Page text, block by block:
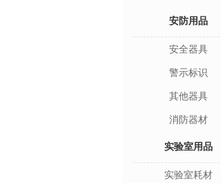
安防用品
安全器具
警示标识
其他器具
消防器材
实验室用品
实验室耗材